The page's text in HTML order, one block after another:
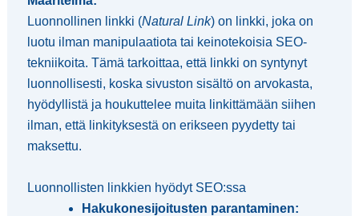
Luonnollinen linkki (Natural Link) on linkki, joka on
luotu ilman manipulaatiota tai keinotekoisia SEO-
tekniikoita. Tämä tarkoittaa, että linkki on syntynyt
luonnollisesti, koska sivuston sisältö on arvokasta,
hyödyllistä ja houkuttelee muita linkittämään siihen
ilman, että linkityksestä on erikseen pyydetty tai
maksettu.
Luonnollisten linkkien hyödyt SEO:ssa
Hakukonesijoitusten parantaminen: